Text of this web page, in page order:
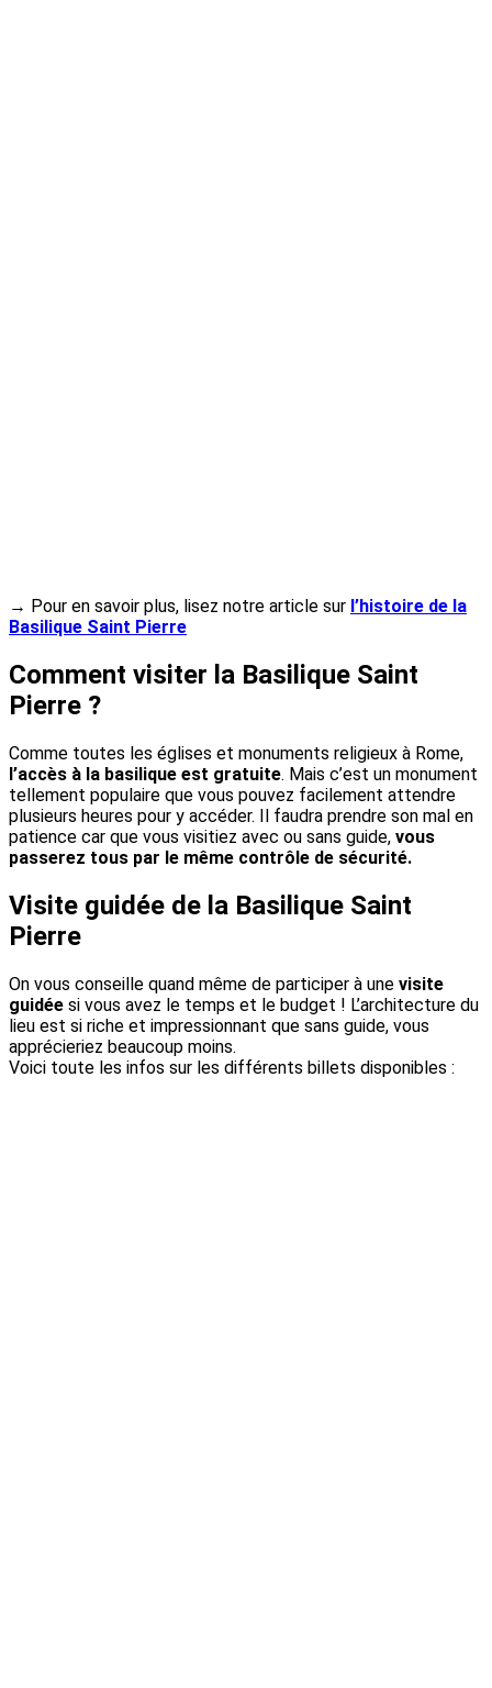
→ Pour en savoir plus, lisez notre article sur l’histoire de la
Basilique Saint Pierre
Comment visiter la Basilique Saint
Pierre ?
Comme toutes les églises et monuments religieux à Rome,
l’accès à la basilique est gratuite. Mais c’est un monument
tellement populaire que vous pouvez facilement attendre
plusieurs heures pour y accéder. Il faudra prendre son mal en
patience car que vous visitiez avec ou sans guide, vous
passerez tous par le même contrôle de sécurité.
Visite guidée de la Basilique Saint
Pierre
On vous conseille quand même de participer à une visite
guidée si vous avez le temps et le budget ! L’architecture du
lieu est si riche et impressionnant que sans guide, vous
apprécieriez beaucoup moins.
Voici toute les infos sur les différents billets disponibles :